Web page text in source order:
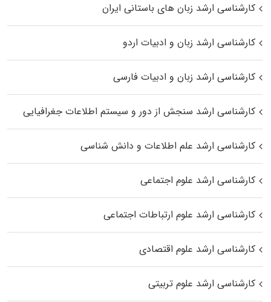
کارشناسی ارشد زبان‌ های باستانی ایران
کارشناسی ارشد زبان و ادبیات اردو
کارشناسی ارشد زبان و ادبیات فارسی
کارشناسی ارشد سنجش از دور و سیستم اطلاعات جغرافیایی
کارشناسی ارشد علم اطلاعات و دانش شناسی
کارشناسی ارشد علوم اجتماعی
کارشناسی ارشد علوم ارتباطات اجتماعی
کارشناسی ارشد علوم اقتصادی
کارشناسی ارشد علوم تربیتی